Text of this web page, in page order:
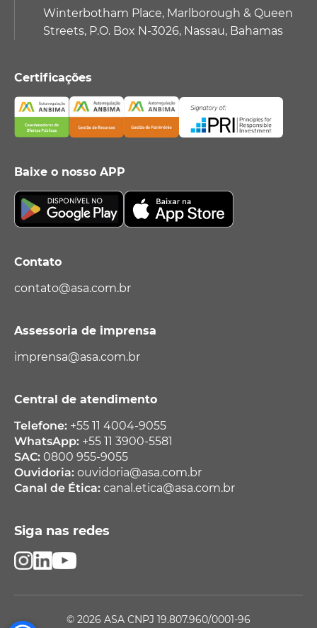
Winterbotham Place, Marlborough & Queen
Streets, P.O. Box N-3026, Nassau, Bahamas
Certificações
Baixe o nosso APP
Contato
contato@asa.com.br
Assessoria de imprensa
imprensa@asa.com.br
Central de atendimento
Telefone: +55 11 4004-9055
WhatsApp: +55 11 3900-5581
SAC: 0800 955-9055
Ouvidoria: ouvidoria@asa.com.br
Canal de Ética: canal.etica@asa.com.br
Siga nas redes
© 2026 ASA CNPJ 19.807.960/0001-96